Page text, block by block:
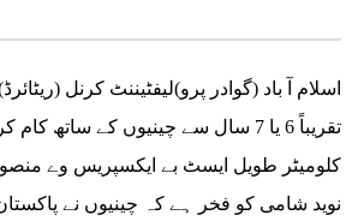
کلومیٹر طویل ایسٹ بے ایکسپریس وے
نوید شامی کو فخر ہے کہ چینیوں نے